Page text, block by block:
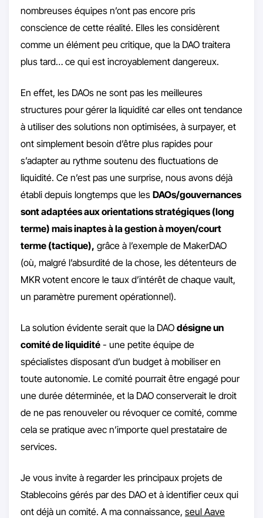
nombreuses équipes n’ont pas encore pris
conscience de cette réalité. Elles les considèrent
comme un élément peu critique, que la DAO traitera
plus tard… ce qui est incroyablement dangereux.
En effet, les DAOs ne sont pas les meilleures
structures pour gérer la liquidité car elles ont tendance
à utiliser des solutions non optimisées, à surpayer, et
ont simplement besoin d’être plus rapides pour
s’adapter au rythme soutenu des fluctuations de
liquidité. Ce n’est pas une surprise, nous avons déjà
établi depuis longtemps que les DAOs/gouvernances
sont adaptées aux orientations stratégiques (long
terme) mais inaptes à la gestion à moyen/court
terme (tactique), grâce à l’exemple de MakerDAO
(où, malgré l’absurdité de la chose, les détenteurs de
MKR votent encore le taux d’intérêt de chaque vault,
un paramètre purement opérationnel).
La solution évidente serait que la DAO désigne un
comité de liquidité - une petite équipe de
spécialistes disposant d’un budget à mobiliser en
toute autonomie. Le comité pourrait être engagé pour
une durée déterminée, et la DAO conserverait le droit
de ne pas renouveler ou révoquer ce comité, comme
cela se pratique avec n’importe quel prestataire de
services.
Je vous invite à regarder les principaux projets de
Stablecoins gérés par des DAO et à identifier ceux qui
ont déjà un comité. A ma connaissance, seul Aave